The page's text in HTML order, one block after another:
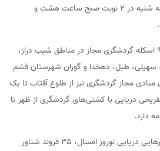
قشم به جز روزهاییکشنبه و سه‌ شنبه در ۲ نوبت صبح ساعت هشت و
به گفته وی؛ درحال حاضر نیز ۹ اسکله گردشگری مجاز در مناطق شیب دراز،
سهیلی، طبل، دهخدا و گوران شهرستان قشم
مجاز گردشگری نیز از طلوع آفتاب تا یک
دریایی با کشتی‌های گردشگری از ظهر تا
دارد.
گفتنی است؛ در ایام طرح سفرهایی دریایی نوروز امسال، ۳۵ فروند شناور